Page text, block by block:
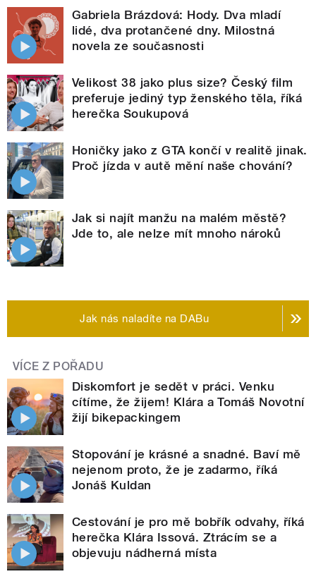
Gabriela Brázdová: Hody. Dva mladí
lidé, dva protančené dny. Milostná
novela ze současnosti
Velikost 38 jako plus size? Český film
preferuje jediný typ ženského těla, říká
herečka Soukupová
Honičky jako z GTA končí v realitě jinak.
Proč jízda v autě mění naše chování?
Jak si najít manžu na malém městě?
Jde to, ale nelze mít mnoho nároků
Jak nás naladíte na DABu
VÍCE Z POŘADU
Diskomfort je sedět v práci. Venku
cítíme, že žijem! Klára a Tomáš Novotní
žijí bikepackingem
Stopování je krásné a snadné. Baví mě
nejenom proto, že je zadarmo, říká
Jonáš Kuldan
Cestování je pro mě bobřík odvahy, říká
herečka Klára Issová. Ztrácím se a
objevuju nádherná místa